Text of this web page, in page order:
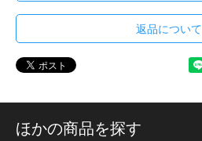
返品について
ほかの商品を探す